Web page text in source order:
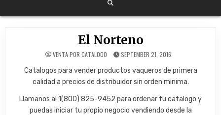
El Norteno
VENTA POR CATALOGO
SEPTEMBER 21, 2016
Catalogos para vender productos vaqueros de primera
calidad a precios de distribuidor sin orden minima.
Llamanos al 1(800) 825-9452 para ordenar tu catalogo y
puedas iniciar tu propio negocio vendiendo desde la